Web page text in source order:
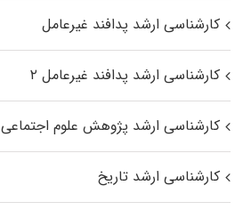
کارشناسی ارشد پدافند غیرعامل
کارشناسی ارشد پدافند غیرعامل ۲
کارشناسی ارشد پژوهش علوم اجتماعی
کارشناسی ارشد تاریخ